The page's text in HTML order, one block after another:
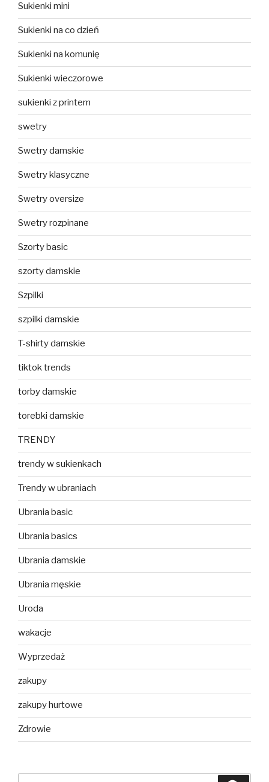
Sukienki mini
Sukienki na co dzień
Sukienki na komunię
Sukienki wieczorowe
sukienki z printem
swetry
Swetry damskie
Swetry klasyczne
Swetry oversize
Swetry rozpinane
Szorty basic
szorty damskie
Szpilki
szpilki damskie
T-shirty damskie
tiktok trends
torby damskie
torebki damskie
TRENDY
trendy w sukienkach
Trendy w ubraniach
Ubrania basic
Ubrania basics
Ubrania damskie
Ubrania męskie
Uroda
wakacje
Wyprzedaż
zakupy
zakupy hurtowe
Zdrowie